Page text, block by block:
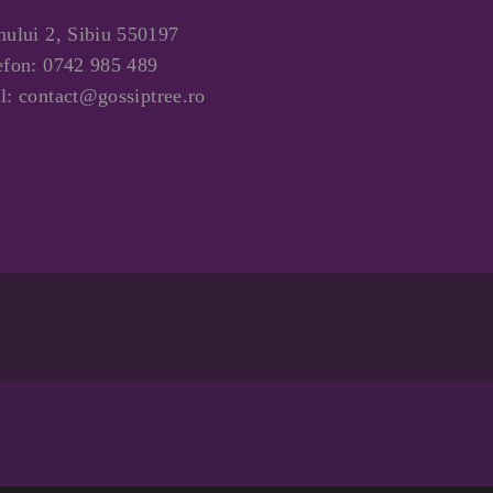
2, Sibiu 550197
0742 985 489
contact@gossiptree.ro